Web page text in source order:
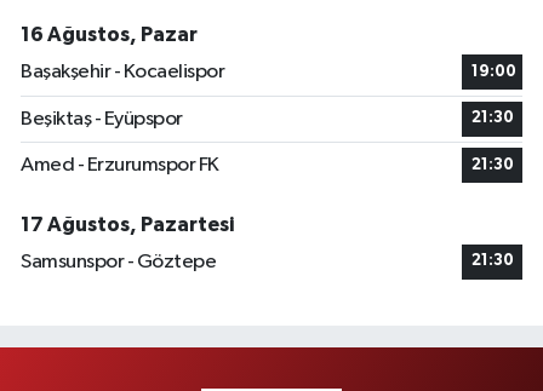
16 Ağustos, Pazar
Başakşehir - Kocaelispor
19:00
Beşiktaş - Eyüpspor 21:30
Amed - Erzurumspor FK 21:30
17 Ağustos, Pazartesi
Samsunspor - Göztepe
21:30